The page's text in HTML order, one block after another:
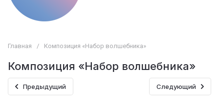
Главная / Композиция «Набор волшебника»
Композиция «Набор волшебника»
Предыдущий Следующий